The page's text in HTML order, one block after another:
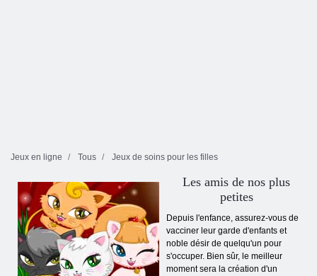
Jeux en ligne Tous Jeux de soins pour les filles
Les amis de nos plus
petites
Depuis l'enfance, assurez-vous de
vacciner leur garde d'enfants et
noble désir de quelqu'un pour
s'occuper. Bien sûr, le meilleur
moment sera la création d'un